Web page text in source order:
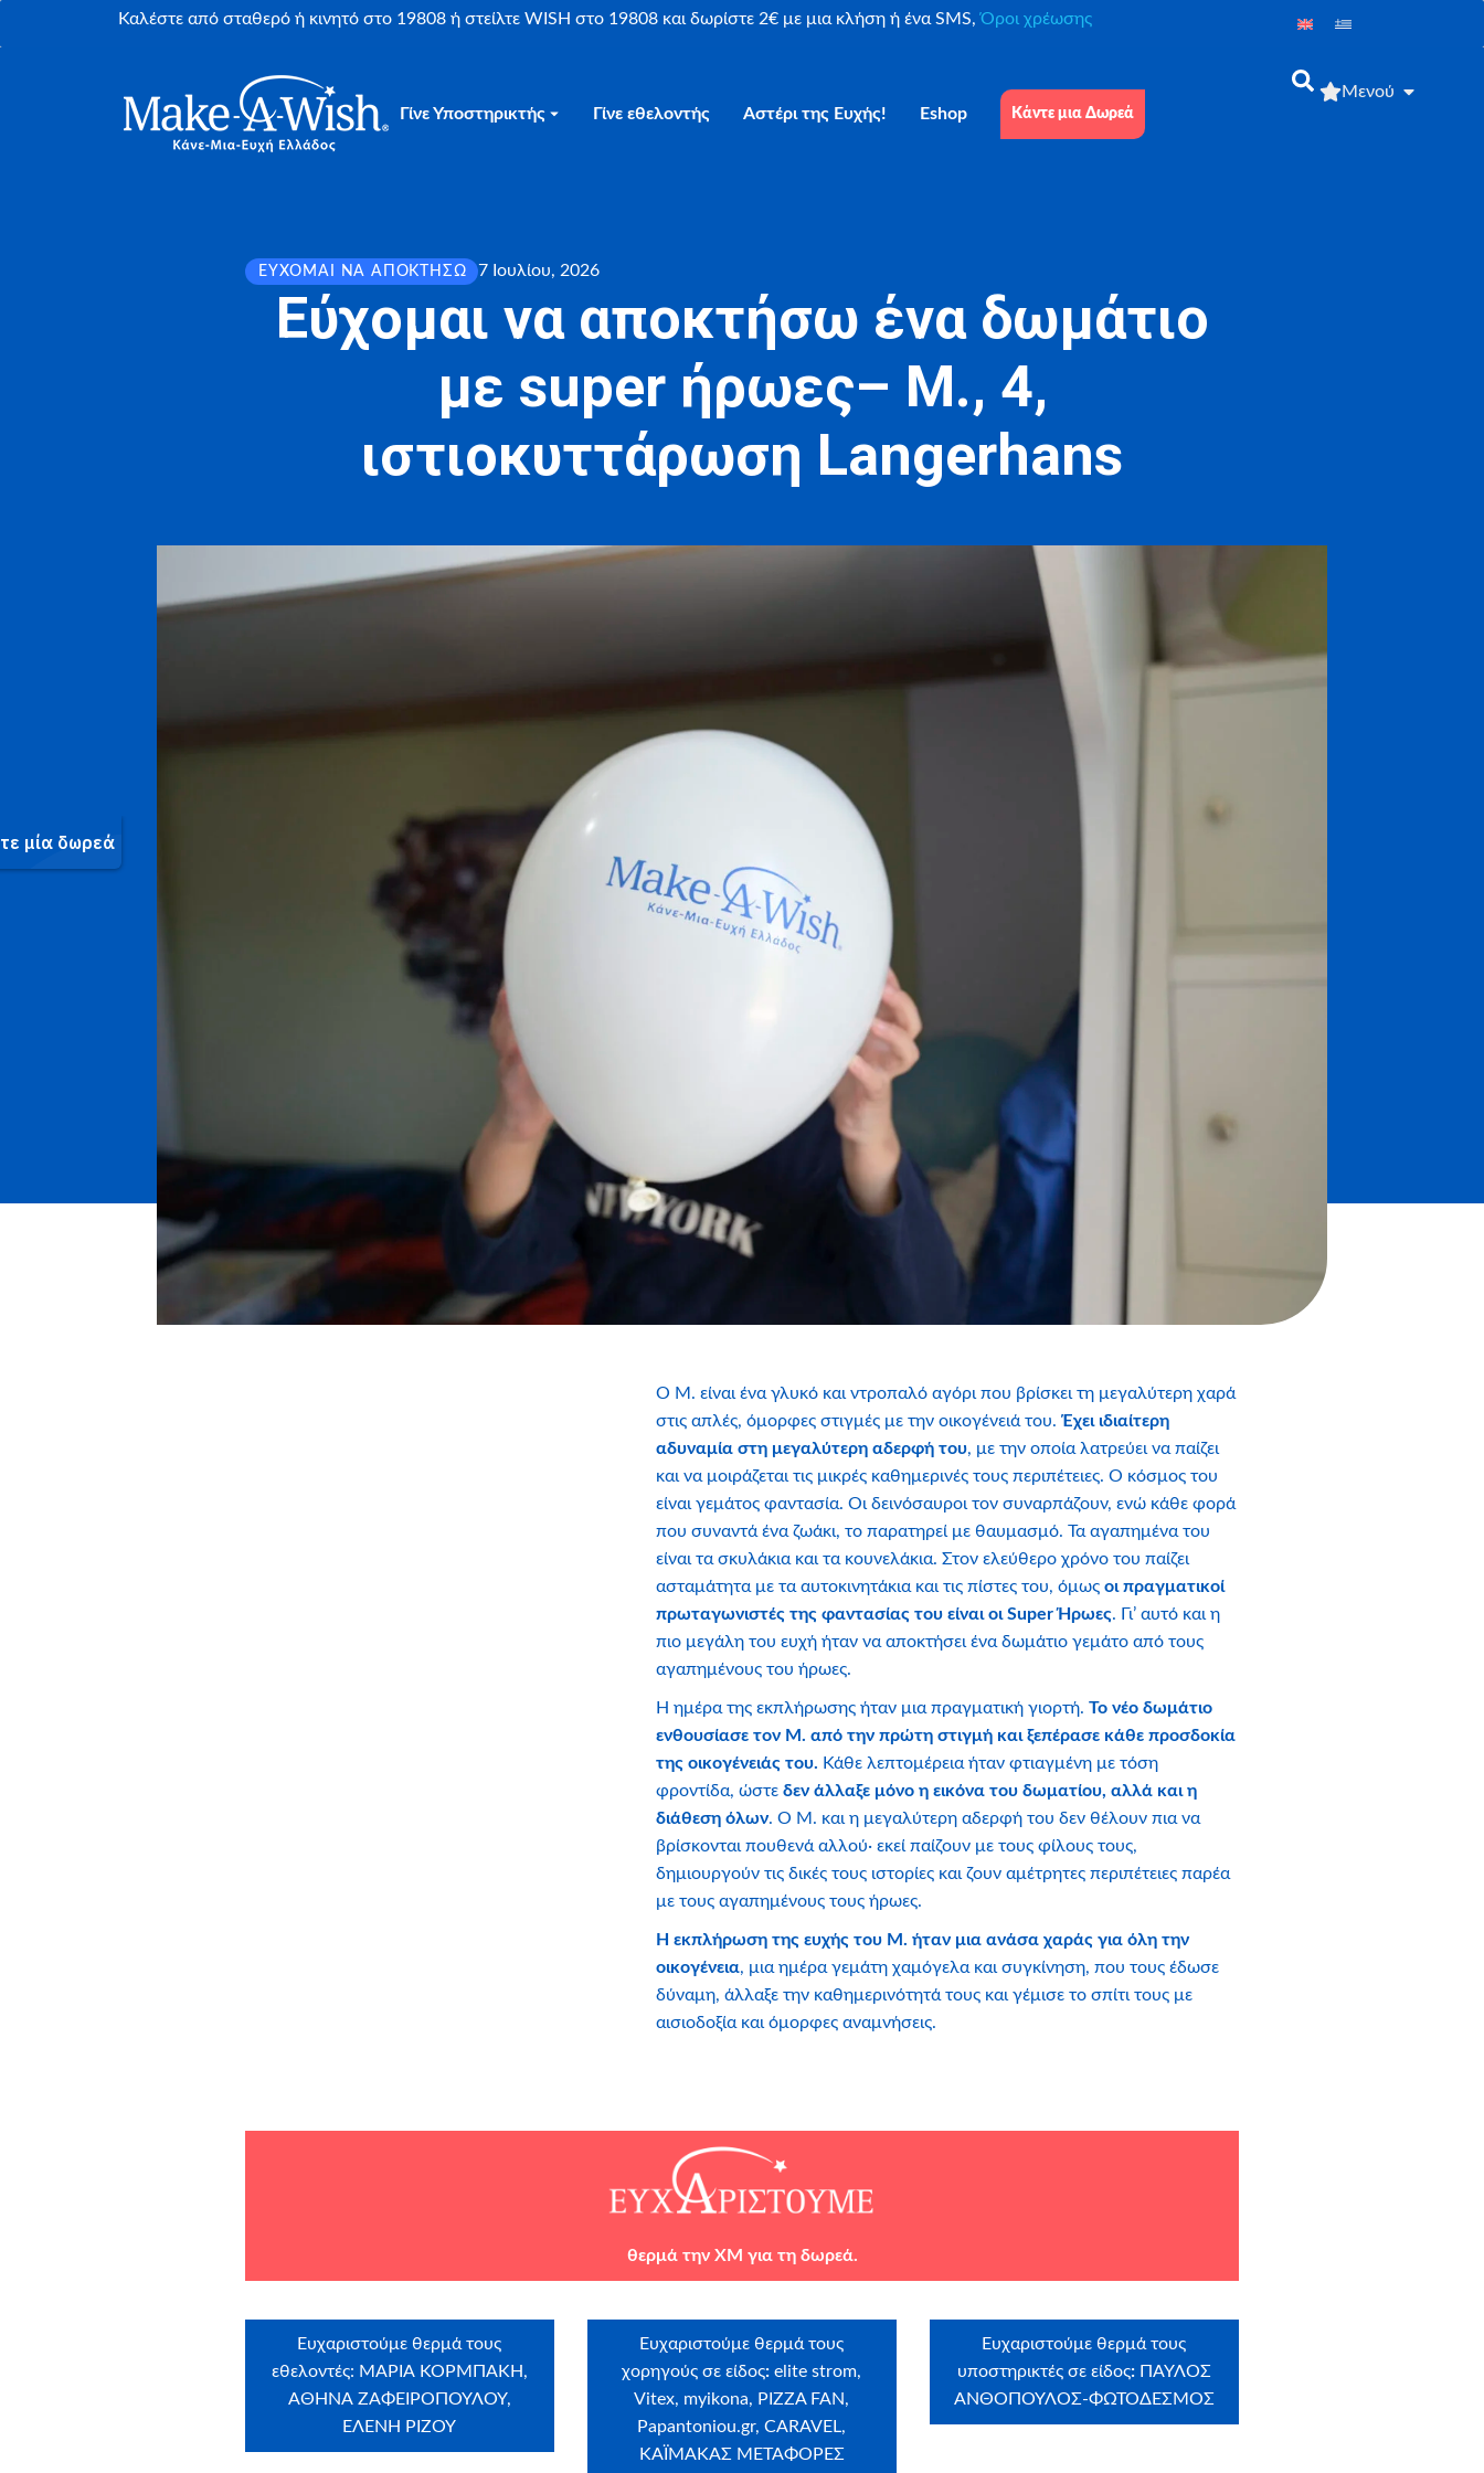
Καλέστε από σταθερό ή κινητό στο 19808 ή στείλτε WISH στο 19808 και δωρίστε 2€ με μια κλήση ή ένα SMS,Όροι χρέωσης
Γίνε Υποστηρικτής Γίνε εθελοντής Αστέρι της Ευχής! Eshop Κάντε μια Δωρεά
Μενού
ΕΎΧΟΜΑΙ ΝΑ ΑΠΟΚΤΉΣΩ 7 Ιουλίου, 2026
Εύχομαι να αποκτήσω ένα δωμάτιο
με super ήρωες– Μ., 4,
ιστιοκυττάρωση Langerhans
Ο Μ. είναι ένα γλυκό και ντροπαλό αγόρι που βρίσκει τη μεγαλύτερη χαρά
στις απλές, όμορφες στιγμές με την οικογένειά του. Έχει ιδιαίτερη
αδυναμία στη μεγαλύτερη αδερφή του, με την οποία λατρεύει να παίζει
και να μοιράζεται τις μικρές καθημερινές τους περιπέτειες. Ο κόσμος του
είναι γεμάτος φαντασία. Οι δεινόσαυροι τον συναρπάζουν, ενώ κάθε φορά
που συναντά ένα ζωάκι, το παρατηρεί με θαυμασμό. Τα αγαπημένα του
είναι τα σκυλάκια και τα κουνελάκια. Στον ελεύθερο χρόνο του παίζει
ασταμάτητα με τα αυτοκινητάκια και τις πίστες του, όμως οι πραγματικοί
πρωταγωνιστές της φαντασίας του είναι οι Super Ήρωες. Γι’ αυτό και η
πιο μεγάλη του ευχή ήταν να αποκτήσει ένα δωμάτιο γεμάτο από τους
αγαπημένους του ήρωες.
Η ημέρα της εκπλήρωσης ήταν μια πραγματική γιορτή. Το νέο δωμάτιο
ενθουσίασε τον Μ. από την πρώτη στιγμή και ξεπέρασε κάθε προσδοκία
της οικογένειάς του. Κάθε λεπτομέρεια ήταν φτιαγμένη με τόση
φροντίδα, ώστε δεν άλλαξε μόνο η εικόνα του δωματίου, αλλά και η
διάθεση όλων. Ο Μ. και η μεγαλύτερη αδερφή του δεν θέλουν πια να
βρίσκονται πουθενά αλλού· εκεί παίζουν με τους φίλους τους,
δημιουργούν τις δικές τους ιστορίες και ζουν αμέτρητες περιπέτειες παρέα
με τους αγαπημένους τους ήρωες.
Η εκπλήρωση της ευχής του Μ. ήταν μια ανάσα χαράς για όλη την
οικογένεια, μια ημέρα γεμάτη χαμόγελα και συγκίνηση, που τους έδωσε
δύναμη, άλλαξε την καθημερινότητά τους και γέμισε το σπίτι τους με
αισιοδοξία και όμορφες αναμνήσεις.
θερμά την XM για τη δωρεά.
Ευχαριστούμε θερμά τους
εθελοντές: ΜΑΡΙΑ ΚΟΡΜΠΑΚΗ,
ΑΘΗΝΑ ΖΑΦΕΙΡΟΠΟΥΛΟΥ,
ΕΛΕΝΗ ΡΙΖΟΥ
Ευχαριστούμε θερμά τους
χορηγούς σε είδος: elite strom,
Vitex, myikona, PIZZA FAN,
Papantoniou.gr, CARAVEL,
ΚΑΪΜΑΚΑΣ ΜΕΤΑΦΟΡΕΣ
Ευχαριστούμε θερμά τους
υποστηρικτές σε είδος:ΠΑΥΛΟΣ
ΑΝΘΟΠΟΥΛΟΣ-ΦΩΤΟΔΕΣΜΟΣ